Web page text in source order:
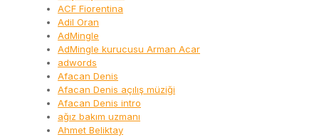
ACF Fiorentina
Adil Oran
AdMingle
AdMingle kurucusu Arman Acar
adwords
Afacan Denis
Afacan Denis açılış müziği
Afacan Denis intro
ağız bakım uzmanı
Ahmet Beliktay